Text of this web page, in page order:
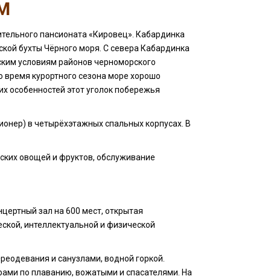
пансионата «Кировец». Кабардинка
бухты Чёрного моря. С севера Кабардинка
условиям районов черноморского
курортного сезона море хорошо
особенностей этот уголок побережья
в четырёхэтажных спальных корпусах. В
овощей и фруктов, обслуживание
зал на 600 мест, открытая
интеллектуальной и физической
и санузлами, водной горкой.
по плаванию, вожатыми и спасателями. На